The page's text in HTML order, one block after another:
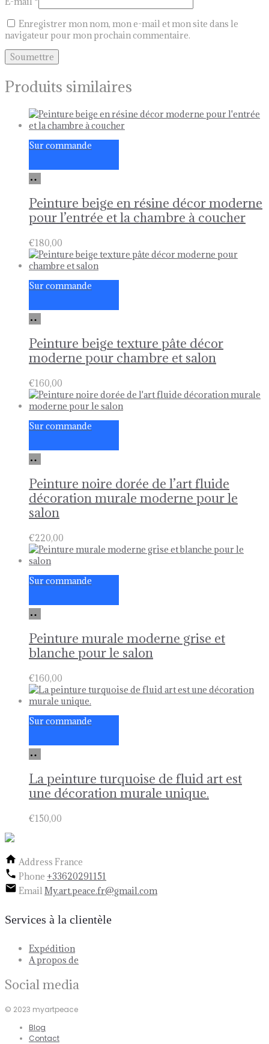
Enregistrer mon nom, mon e-mail et mon site dans le
navigateur pour mon prochain commentaire.
Produits similaires
Sur commande
Ajouter
au
panier
Peinture beige en résine décor moderne
pour l’entrée et la chambre à coucher
€180,00
Sur commande
Ajouter
au
panier
Peinture beige texture pâte décor
moderne pour chambre et salon
€160,00
Sur commande
Ajouter
au
panier
Peinture noire dorée de l’art fluide
décoration murale moderne pour le
salon
€220,00
Sur commande
Ajouter
au
panier
Peinture murale moderne grise et
blanche pour le salon
€160,00
Sur commande
Ajouter
au
panier
La peinture turquoise de fluid art est
une décoration murale unique.
€150,00
Address France
Phone +33620291151
Email My.art.peace.fr@gmail.com
Services à la clientèle
Expédition
A propos de
Social media
© 2023 myartpeace
Blog
Contact